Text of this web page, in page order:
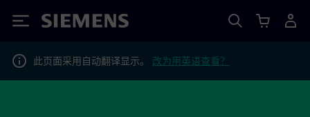
Siemens
此页面采用自动翻译显示。 改为用英语查看？